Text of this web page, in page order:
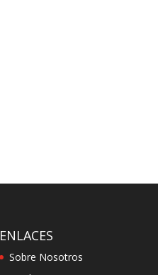
ENLACES
Sobre Nosotros